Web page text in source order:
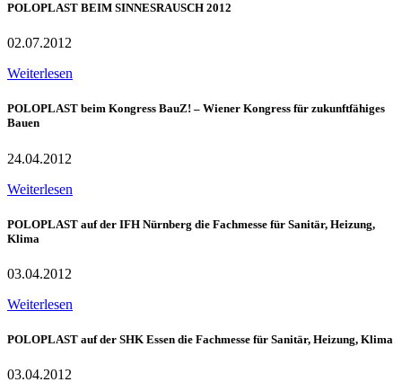
POLOPLAST BEIM SINNESRAUSCH 2012
02.07.2012
Weiterlesen
POLOPLAST beim Kongress BauZ! – Wiener Kongress für zukunftfähiges
Bauen
24.04.2012
Weiterlesen
POLOPLAST auf der IFH Nürnberg die Fachmesse für Sanitär, Heizung,
Klima
03.04.2012
Weiterlesen
POLOPLAST auf der SHK Essen die Fachmesse für Sanitär, Heizung, Klima
03.04.2012